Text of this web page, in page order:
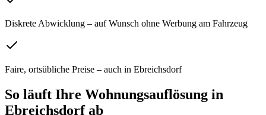
Diskrete Abwicklung – auf Wunsch ohne Werbung am Fahrzeug
Faire, ortsübliche Preise – auch in Ebreichsdorf
So läuft Ihre Wohnungsauflösung in
Ebreichsdorfab